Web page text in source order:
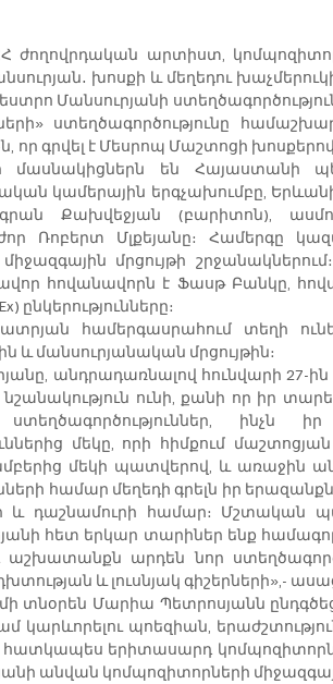
ժողովրդական արտիստ,
խոսքի և մեղեդու
Մանսուրյանի
ստեղծագործությունը
գրվել է Մեսրոպ Մաշտոցի
մասնակիցներն են Հայաստանի
կամերային երգչախումբը,
Քախվեջյան (բարիտոն),
Ռոբերտ Մլքեյանը։ Համերգը
մրցույթի
հովանավորն է Ֆասթ Բանկը,
ընկերությունները։
համերգասրահում տեղի
և մանսուրյանական մրցույթին։
անդրադառնալով հունվարի 27-ին
ունի, քանի որ իր
մեկը, որի հիմքում
մեկի պատվերով, և առաջին
համար մեղեդի գրելն իր երազանքն
և դաշնամուրի համար։ Մշտական
հետ երկար տարիներ ենք
աշխատանքն արդեն նոր
և լուսնյակ գիշերների»,-
տնօրեն Մարիա Պետրոսյանն
կարևորելու պոեզիան,
հատկապես երիտասարդ
անվան կոմպոզիտորների